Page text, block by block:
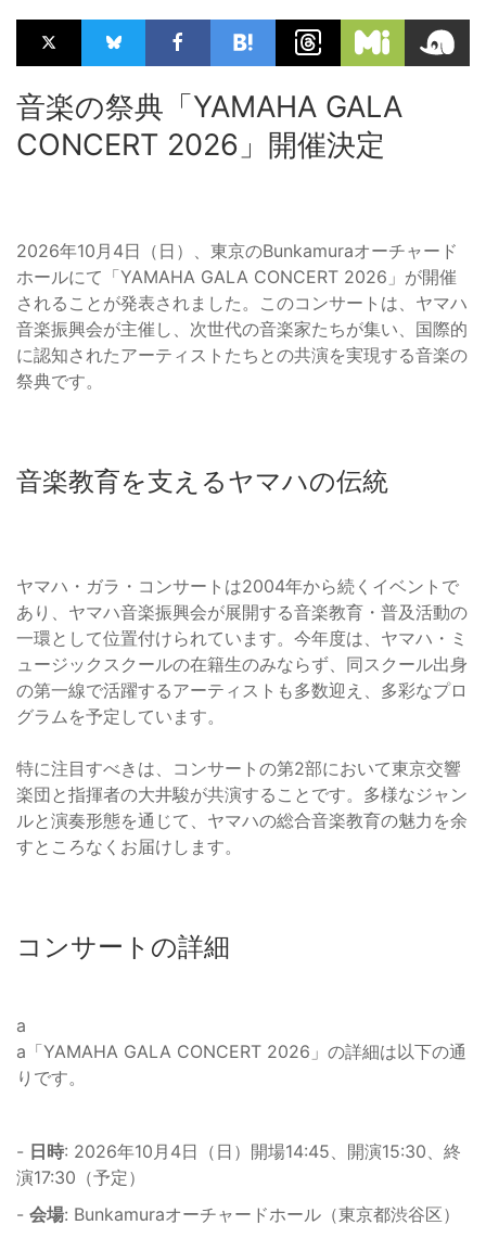
音楽の祭典「YAMAHA GALA
CONCERT 2026」開催決定
2026年10月4日（日）、東京のBunkamuraオーチャード
ホールにて「YAMAHA GALA CONCERT 2026」が開催
されることが発表されました。このコンサートは、ヤマハ
音楽振興会が主催し、次世代の音楽家たちが集い、国際的
に認知されたアーティストたちとの共演を実現する音楽の
祭典です。
音楽教育を支えるヤマハの伝統
ヤマハ・ガラ・コンサートは2004年から続くイベントで
あり、ヤマハ音楽振興会が展開する音楽教育・普及活動の
一環として位置付けられています。今年度は、ヤマハ・ミ
ュージックスクールの在籍生のみならず、同スクール出身
の第一線で活躍するアーティストも多数迎え、多彩なプロ
グラムを予定しています。
特に注目すべきは、コンサートの第2部において東京交響
楽団と指揮者の大井駿が共演することです。多様なジャン
ルと演奏形態を通じて、ヤマハの総合音楽教育の魅力を余
すところなくお届けします。
コンサートの詳細
a
a「YAMAHA GALA CONCERT 2026」の詳細は以下の通
りです。
- 日時: 2026年10月4日（日）開場14:45、開演15:30、終
演17:30（予定）
- 会場: Bunkamuraオーチャードホール（東京都渋谷区）